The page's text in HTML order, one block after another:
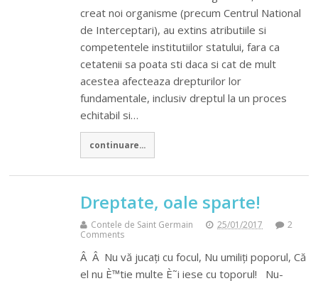
creat noi organisme (precum Centrul National
de Interceptari), au extins atributiile si
competentele institutiilor statului, fara ca
cetatenii sa poata sti daca si cat de mult
acestea afecteaza drepturilor lor
fundamentale, inclusiv dreptul la un proces
echitabil si…
continuare...
Dreptate, oale sparte!
Contele de Saint Germain 25/01/2017
2
Comments
Â Â Nu vă jucați cu focul, Nu umiliți poporul, Că
el nu È™tie multe È˜i iese cu toporul! Nu-